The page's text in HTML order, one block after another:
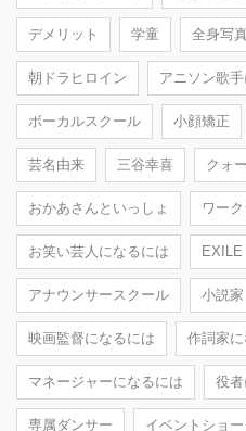
デメリット 学童 全身写
朝ドラヒロイン アニソン歌
ボーカルスクール 小顔矯正
芸名由来 三谷幸喜 クォ
おかあさんといっしょ ワー
お笑い芸人になるには EXILE
アナウンサースクール 小説家
映画監督になるには 作詞家
マネージャーになるには 役
専属ダンサー イベントショ